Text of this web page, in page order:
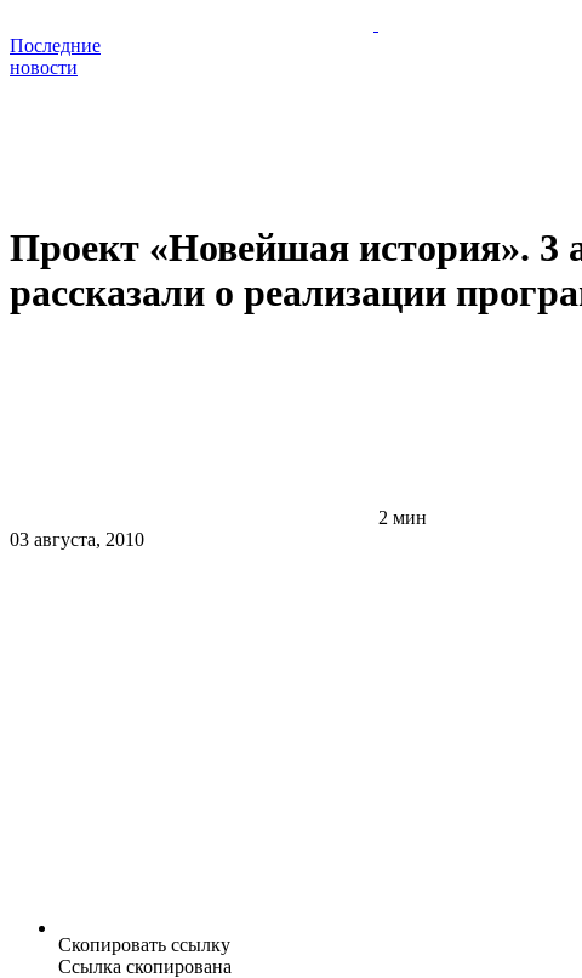
Последние
новости
Проект «Новейшая история». 3
рассказали о реализации
2 мин
03 августа, 2010
Скопировать ссылку
Ссылка скопирована